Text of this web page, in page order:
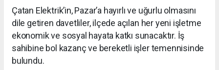
Çatan Elektrik’in, Pazar’a hayırlı ve uğurlu olmasını
dile getiren davetliler, ilçede açılan her yeni işletme
ekonomik ve sosyal hayata katkı sunacaktır. İş
sahibine bol kazanç ve bereketli işler temennisinde
bulundu.